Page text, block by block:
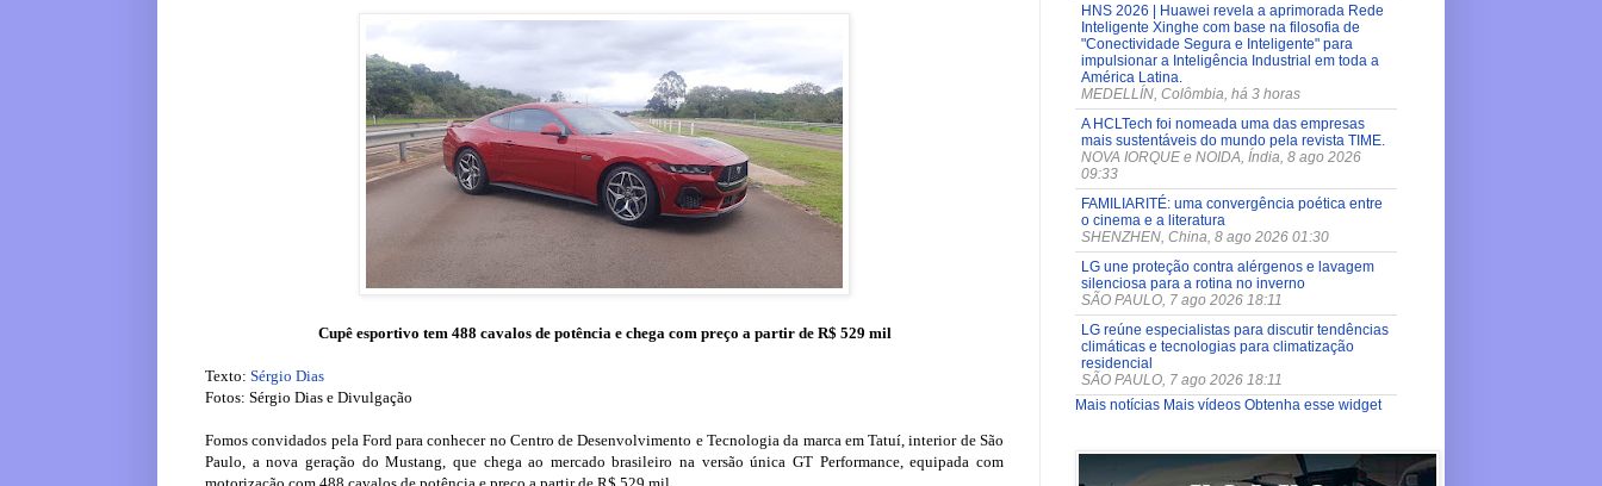
Cupê esportivo tem 488 cavalos de potência e chega com preço a partir de R$ 529 mil
Texto: Sérgio Dias
Fotos: Sérgio Dias e Divulgação
Fomos convidados pela Ford para conhecer no Centro de Desenvolvimento e Tecnologia da marca em Tatuí, interior de São
Paulo, a nova geração do Mustang, que chega ao mercado brasileiro na versão única GT Performance, equipada com
HNS 2026 | Huawei revela a aprimorada Rede
Inteligente Xinghe com base na filosofia de
"Conectividade Segura e Inteligente" para
impulsionar a Inteligência Industrial em toda a
América Latina.
MEDELLÍN, Colômbia, há 3 horas
A HCLTech foi nomeada uma das empresas
mais sustentáveis do mundo pela revista TIME.
NOVA IORQUE e NOIDA, Índia, 8 ago 2026
09:33
FAMILIARITÉ: uma convergência poética entre
o cinema e a literatura
SHENZHEN, China, 8 ago 2026 01:30
LG une proteção contra alérgenos e lavagem
silenciosa para a rotina no inverno
SÃO PAULO, 7 ago 2026 18:11
LG reúne especialistas para discutir tendências
climáticas e tecnologias para climatização
residencial
SÃO PAULO, 7 ago 2026 18:11
Mais notícias Mais vídeos Obtenha esse widget